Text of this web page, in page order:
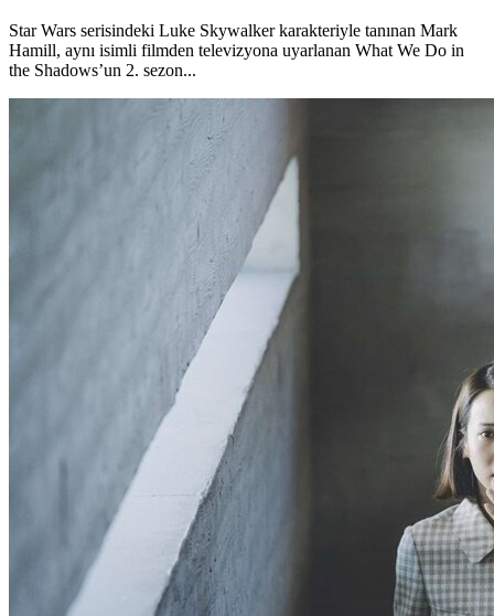
Star Wars serisindeki Luke Skywalker karakteriyle tanınan Mark
Hamill, aynı isimli filmden televizyona uyarlanan What We Do in
the Shadows’un 2. sezon...